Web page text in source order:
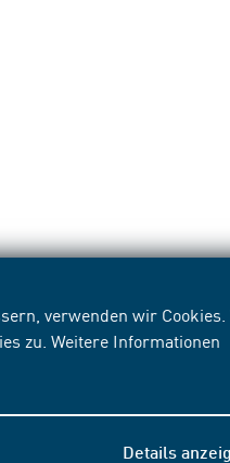
verwenden wir Cookies.
zu. Weitere Informationen
Details